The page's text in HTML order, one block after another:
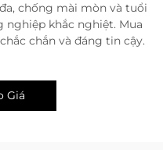
chống mài mòn và tuổi
khắc nghiệt. Mua
chắn và đáng tin cậy.
Giá